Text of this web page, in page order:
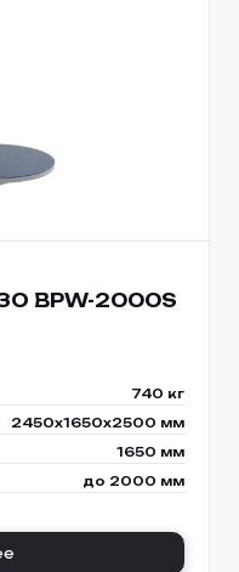
BPW-2000S
740 кг
2450х1650х2500 мм
1650 мм
до 2000 мм